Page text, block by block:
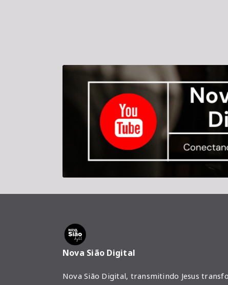
Nova Sião Digital
Nova Sião Digital, transmitindo Jesus